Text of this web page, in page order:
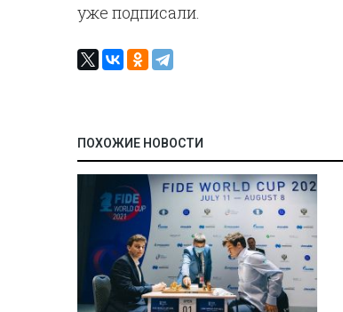
уже подписали.
ПОХОЖИЕ НОВОСТИ